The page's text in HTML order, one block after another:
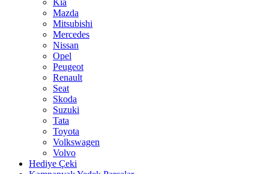
Kia
Mazda
Mitsubishi
Mercedes
Nissan
Opel
Peugeot
Renault
Seat
Skoda
Suzuki
Tata
Toyota
Volkswagen
Volvo
Hediye Çeki